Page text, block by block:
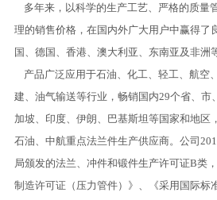
多年来，以科学的生产工艺、严格的质量
理的销售价格，在国内外广大用户中赢得了
国、德国、香港、澳大利亚、东南亚及非洲
产品广泛应用于石油、化工、轻工、航空
建、油气输送等行业，畅销国内29个省、市
加坡、印度、伊朗、巴基斯坦等国家和地区
石油、中航重点法兰件生产供应商。公司
局颁发的法兰、冲件和锻件生产许可证B类
制造许可证（压力管件）》、《采用国际标